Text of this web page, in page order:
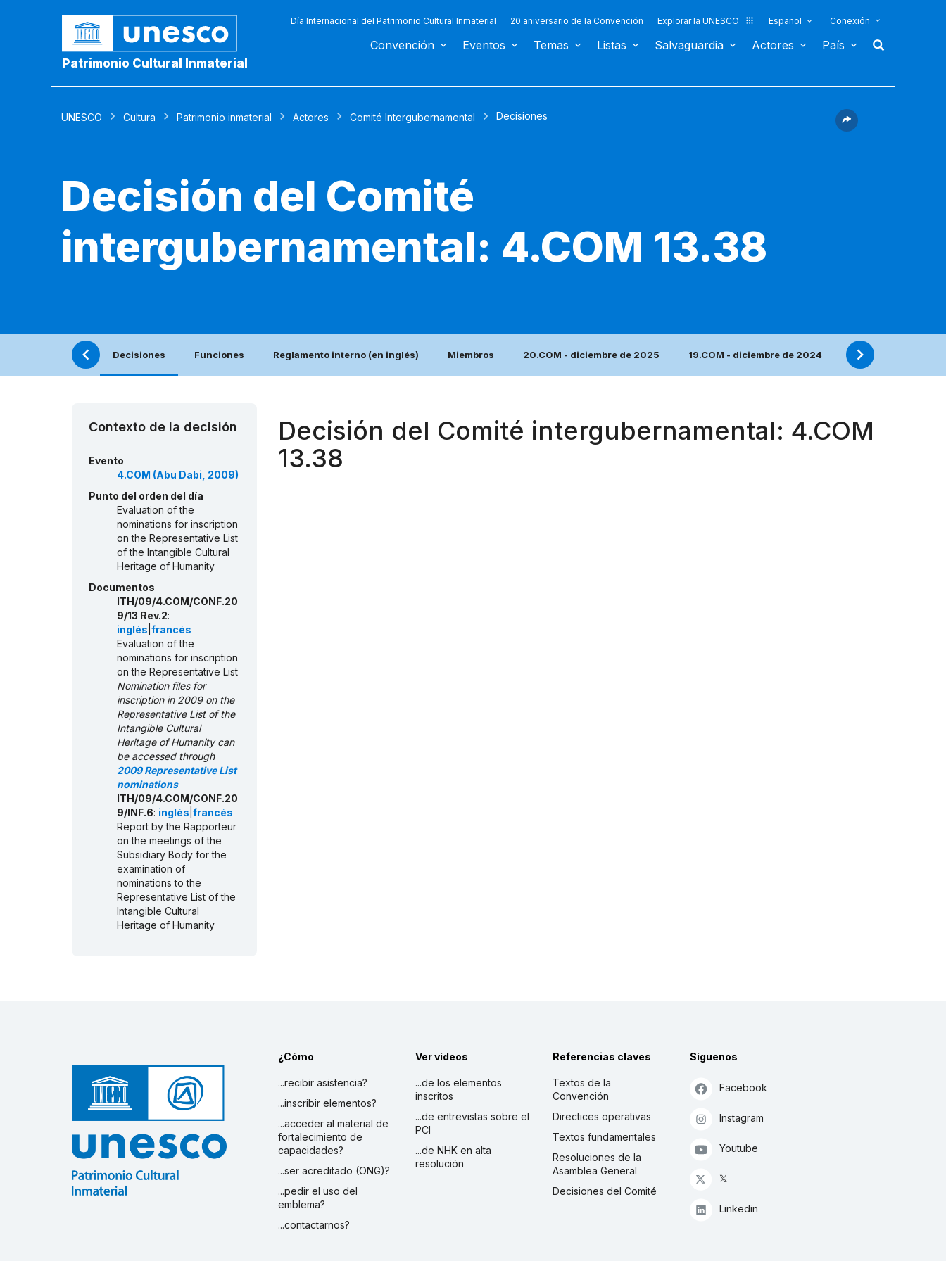
Patrimonio Cultural Inmaterial
Día Internacional del Patrimonio Cultural Inmaterial 20 aniversario de la Convención Explorar la UNESCO Español Conexión
Convención Eventos Temas Listas Salvaguardia Actores País
UNESCO Cultura Patrimonio inmaterial Actores Comité Intergubernamental Decisiones
Decisión del Comité
intergubernamental: 4.COM 13.38
Decisiones Funciones Reglamento interno (en inglés) Miembros 20.COM - diciembre de 2025 19.COM - diciembre de 2024 18.COM -
Contexto de la decisión
Evento
4.COM (Abu Dabi, 2009)
Punto del orden del día
Evaluation of the
nominations for inscription
on the Representative List
of the Intangible Cultural
Heritage of Humanity
Documentos
ITH/09/4.COM/CONF.20
9/13 Rev.2:
inglés francés
Evaluation of the
nominations for inscription
on the Representative List
Nomination files for
inscription in 2009 on the
Representative List of the
Intangible Cultural
Heritage of Humanity can
be accessed through
2009 Representative List
nominations
ITH/09/4.COM/CONF.20
9/INF.6: inglés francés
Report by the Rapporteur
on the meetings of the
Subsidiary Body for the
examination of
nominations to the
Representative List of the
Intangible Cultural
Heritage of Humanity
Decisión del Comité intergubernamental: 4.COM
13.38
¿Cómo
...recibir asistencia?
...inscribir elementos?
...acceder al material de
fortalecimiento de
capacidades?
...ser acreditado (ONG)?
...pedir el uso del
emblema?
...contactarnos?
Ver vídeos
...de los elementos
inscritos
...de entrevistas sobre el
PCI
...de NHK en alta
resolución
Referencias claves
Textos de la
Convención
Directices operativas
Textos fundamentales
Resoluciones de la
Asamblea General
Decisiones del Comité
Síguenos
Facebook
Instagram
Youtube
𝕏
Linkedin